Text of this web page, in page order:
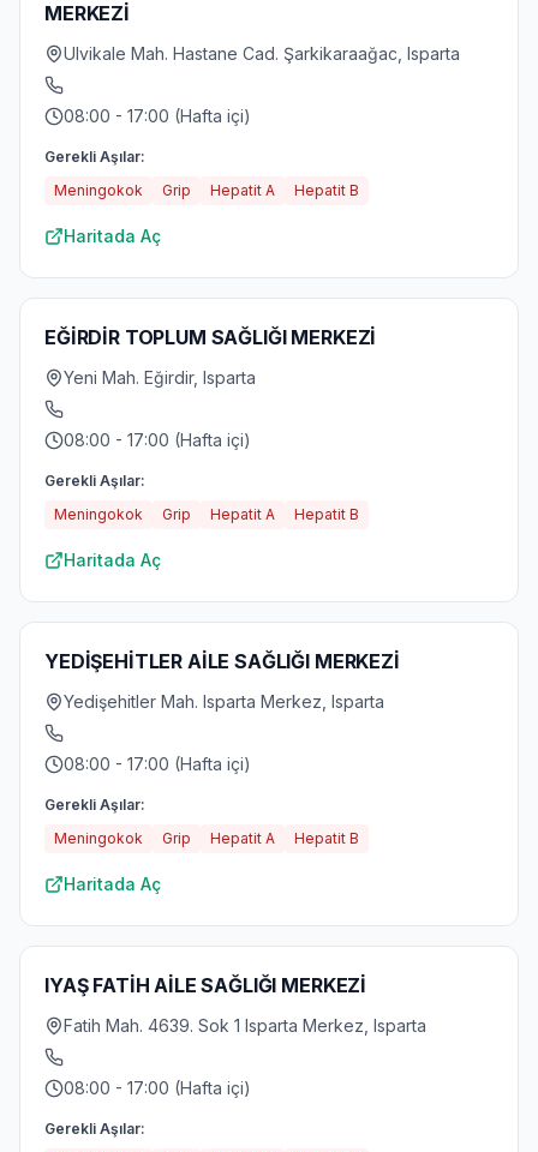
MERKEZİ
Ulvikale Mah. Hastane Cad. Şarkikaraağac, Isparta
08:00 - 17:00 (Hafta içi)
Gerekli Aşılar:
Meningokok
Grip Hepatit A Hepatit B
Haritada Aç
EĞİRDİR TOPLUM SAĞLIĞI MERKEZİ
Yeni Mah. Eğirdir, Isparta
08:00 - 17:00 (Hafta içi)
Gerekli Aşılar:
Meningokok
Grip Hepatit A Hepatit B
Haritada Aç
YEDİŞEHİTLER AİLE SAĞLIĞI MERKEZİ
Yedişehitler Mah. Isparta Merkez, Isparta
08:00 - 17:00 (Hafta içi)
Gerekli Aşılar:
Meningokok
Grip Hepatit A Hepatit B
Haritada Aç
IYAŞ FATİH AİLE SAĞLIĞI MERKEZİ
Fatih Mah. 4639. Sok 1 Isparta Merkez, Isparta
08:00 - 17:00 (Hafta içi)
Gerekli Aşılar: